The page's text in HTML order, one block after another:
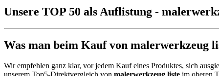
Unsere TOP 50 als Auflistung -
Was man beim Kauf von malerwerkzeug
Wir empfehlen ganz klar, vor jedem Kauf eines Produktes, sich
unserem Top5-Direktvergleich von malerwerkzeug liste im oberen